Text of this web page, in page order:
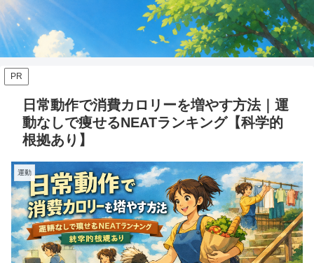
PR
日常動作で消費カロリーを増やす方法｜運
動なしで痩せるNEATランキング【科学的
根拠あり】
運動